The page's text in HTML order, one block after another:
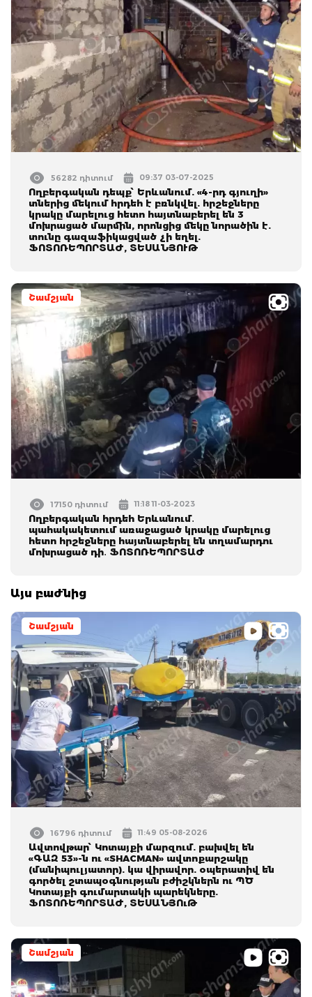
56282 դիտում 09:37 03-07-2025
Ողբերգական դեպք՝ Երևանում. «4-րդ գյուղի»
տներից մեկում հրդեհ է բռնկվել. հրշեջները
կրակը մարելուց հետո հայտնաբերել են 3
մոխրացած մարմին, որոնցից մեկը նորածին է.
տունը գազաֆիկացված չի եղել.
ՖՈՏՈՌԵՊՈՐՏԱԺ, ՏԵՍԱՆՅՈՒԹ
Շամշյան
17150 դիտում 11:18 11-03-2023
Ողբերգական հրդեհ Երևանում․
պահակակետում առաջացած կրակը մարելուց
հետո հրշեջները հայտնաբերել են տղամարդու
մոխրացած դի․ ՖՈՏՈՌԵՊՈՐՏԱԺ
Այս բաժնից
Շամշյան
16796 դիտում 11:49 05-08-2026
Ավտովթար՝ Կոտայքի մարզում. բախվել են
«ԳԱԶ 53»-ն ու «SHACMAN» ավտոքարշակը
(մանիպուլյատոր). կա վիրավոր. օպերատիվ են
գործել շտապօգնության բժիշկներն ու ՊԾ
Կոտայքի գումարտակի պարեկները.
ՖՈՏՈՌԵՊՈՐՏԱԺ, ՏԵՍԱՆՅՈւԹ
Շամշյան